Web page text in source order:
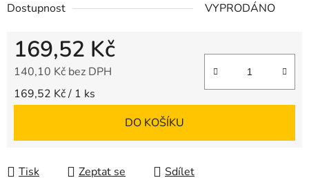
Dostupnost VYPRODÁNO
169,52 Kč
140,10 Kč bez DPH
Měrná cena:
169,52 Kč / 1 ks
DO KOŠÍKU
Tisk Zeptat se Sdílet